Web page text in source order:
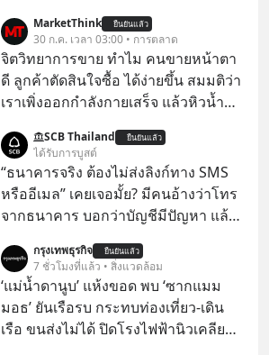
MarketThink ยืนยันแล้ว
30 ก.ค. เวลา 03:00 • การตลาด
จิตวิทยาการขาย ทำไม คนขายหน้าตา
ดี ลูกค้าตัดสินใจซื้อ ได้ง่ายขึ้น สมมติว่า
เราเพิ่งออกกำลังกายเสร็จ แล้วหิวน้ำ
ขายของเหมือนกันทุกอย่าง
SCB Thailand ยืนยันแล้ว
ได้รับการบูสต์
“ธนาคารจริง ต้องไม่ส่งลิงก์ทาง SMS
หรืออีเมล” เคยเจอมั้ย? มีคนอ้างว่าโทร
จากธนาคาร บอกว่าบัญชีมีปัญหา แล้ว
ทันที มาฟัง “ป้าเก๋าเล่ากลโกง” เพื่อรู้ทัน
มุกหลอกลวงในคราบความน่าเชื่อถือ
กันค่ะ #แก้เกมกลโกง #ป้าเก๋าเล่ากล
โกง #LivesSustainably #อยู่อย่าง
กรุงเทพธุรกิจ ยืนยันแล้ว
7 ชั่วโมงที่แล้ว • สิ่งแวดล้อม
‘แม่น้ำดานูบ’ แห้งขอด พบ ‘ซากแมม
มอธ’ ยันเรือรบ กระทบท่องเที่ยว-เดิน
เรือ ขนส่งไม่ได้ ปิดโรงไฟฟ้านิวเคลียร์